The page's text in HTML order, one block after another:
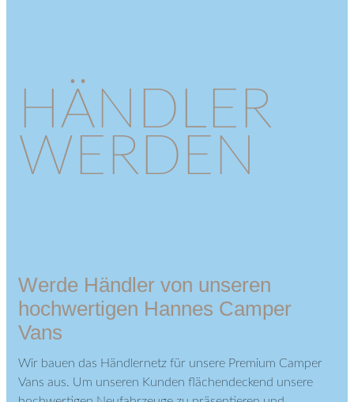
HÄNDLER
WERDEN
Werde Händler von unseren
hochwertigen Hannes Camper
Vans
Wir bauen das Händlernetz für unsere Premium Camper
Vans aus. Um unseren Kunden flächendeckend unsere